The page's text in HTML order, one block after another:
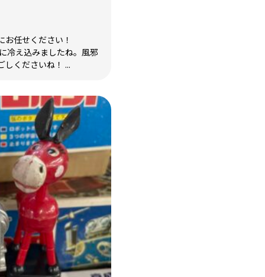
任せください！
冷え込みましたね。風邪
しくださいね！ ...